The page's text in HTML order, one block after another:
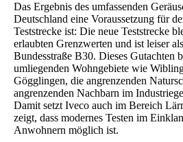
Das Ergebnis des umfassenden
Deutschland eine Voraussetzung für
Teststrecke ist: Die neue Teststrecke
erlaubten Grenzwerten und ist leiser
Bundesstraße B30. Dieses Gutachten
umliegenden Wohngebiete wie
Gögglingen, die angrenzenden
angrenzenden Nachbarn im
Damit setzt Iveco auch im Bereich
zeigt, dass modernes Testen im
Anwohnern möglich ist.